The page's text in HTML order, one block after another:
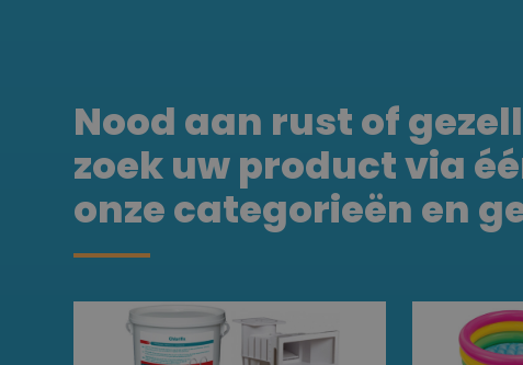
Nood aan rust of
zoek uw product via
onze categorieën en